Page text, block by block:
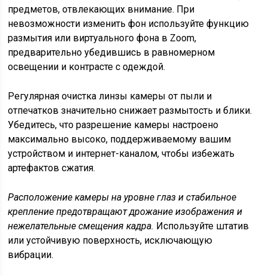
предметов, отвлекающих внимание. При
невозможности изменить фон используйте функцию
размытия или виртуального фона в Zoom,
предварительно убедившись в равномерном
освещении и контрасте с одеждой.
Регулярная очистка линзы камеры от пыли и
отпечатков значительно снижает размытость и блики.
Убедитесь, что разрешение камеры настроено
максимально высоко, поддерживаемому вашим
устройством и интернет-каналом, чтобы избежать
артефактов сжатия.
Расположение камеры на уровне глаз и стабильное
крепление предотвращают дрожание изображения и
нежелательные смещения кадра. Используйте штатив
или устойчивую поверхность, исключающую
вибрации.